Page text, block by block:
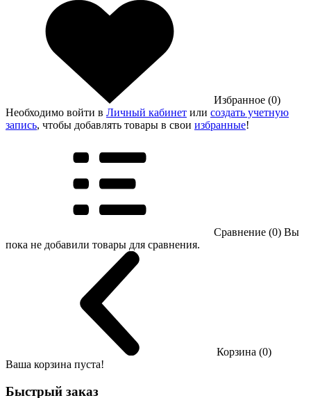
Избранное (0)
Необходимо войти в Личный кабинет или создать учетную
запись, чтобы добавлять товары в свои избранные!
Сравнение (0) Вы
пока не добавили товары для сравнения.
Корзина (0)
Ваша корзина пуста!
Быстрый заказ